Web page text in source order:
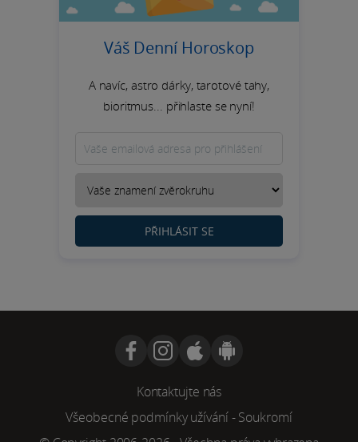
Váš Denní Horoskop
A navíc, astro dárky, tarotové tahy,
bioritmus... přihlaste se nyní!
PŘIHLÁSIT SE
Kontaktujte nás
Všeobecné podmínky užívání-Soukromí